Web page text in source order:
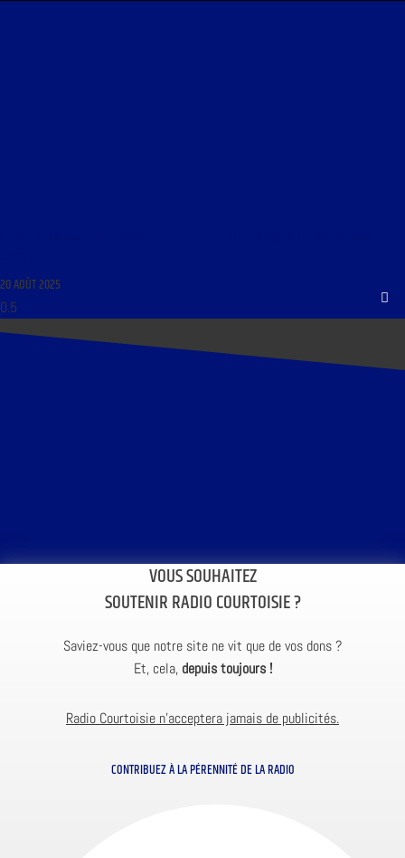
20 AOÛT 2025
VOUS SOUHAITEZ
SOUTENIR RADIO COURTOISIE ?
Saviez-vous que notre site ne vit que de vos dons ?
Et, cela, depuis toujours !
Radio Courtoisie n’acceptera jamais de publicités.
CONTRIBUEZ À LA PÉRENNITÉ DE LA RADIO